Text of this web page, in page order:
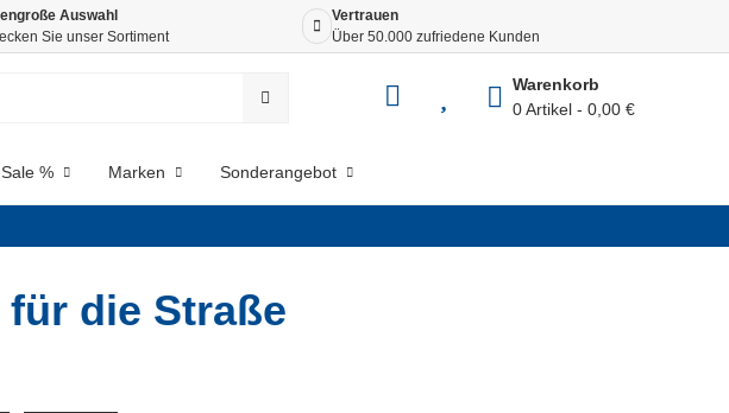
Auswahl
Sie unser Sortiment
Vertrauen
Über 50.000 zufriedene Kunden
Sale % Marken Sonderangebot
Warenkorb
0 Artikel
0,00 €
die Straße